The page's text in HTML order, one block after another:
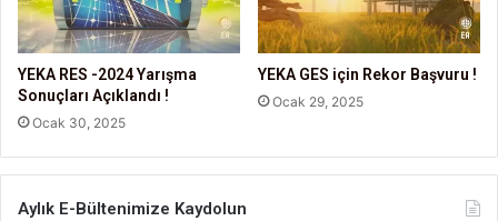
YEKA RES -2024 Yarışma
Sonuçları Açıklandı !
Ocak 30, 2025
YEKA GES için Rekor Başvuru !
Ocak 29, 2025
Aylık E-Bültenimize Kaydolun